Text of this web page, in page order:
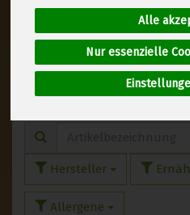
Alle
Nur essenzielle
Zitrusfrüchte & Exoten
Hersteller
Allergene